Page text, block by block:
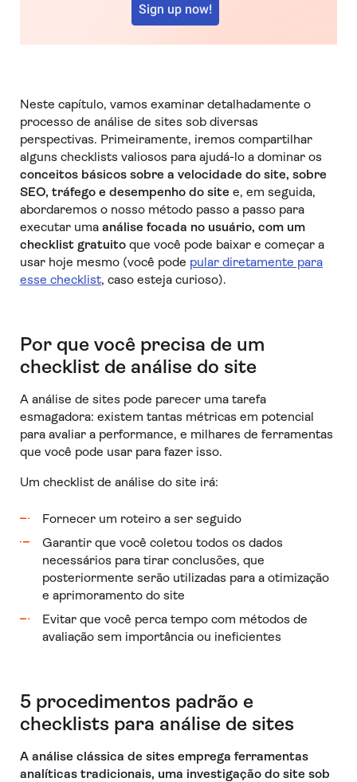
Sign up now!
Neste capítulo, vamos examinar detalhadamente o
processo de análise de sites sob diversas
perspectivas. Primeiramente, iremos compartilhar
alguns checklists valiosos para ajudá-lo a dominar os
conceitos básicos sobre a velocidade do site, sobre
SEO, tráfego e desempenho do sitee, em seguida,
abordaremos o nosso método passo a passo para
executar uma análise focada no usuário, com um
checklist gratuitoque você pode baixar e começar a
usar hoje mesmo (você pode pular diretamente para
esse checklist, caso esteja curioso).
Por que você precisa de um
checklist de análise do site
A análise de sites pode parecer uma tarefa
esmagadora: existem tantas métricas em potencial
para avaliar a performance, e milhares de ferramentas
que você pode usar para fazer isso.
Um checklist de análise do site irá:
Fornecer um roteiro a ser seguido
Garantir que você coletou todos os dados
necessários para tirar conclusões, que
posteriormente serão utilizadas para a otimização
e aprimoramento do site
Evitar que você perca tempo com métodos de
avaliação sem importância ou ineficientes
5 procedimentos padrão e
checklists para análise de sites
A análise clássica de sites emprega ferramentas
analíticas tradicionais, uma investigação do site sob